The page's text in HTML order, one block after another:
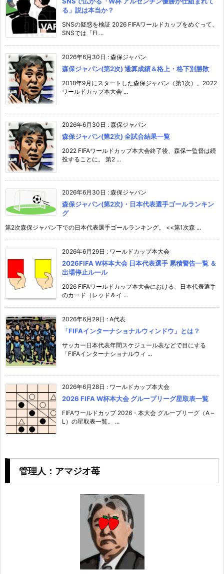
る」説は本当か？
SNSの疑惑を検証 2026 FIFAワールドカップをめぐって、
SNSでは「FI ...
2026年6月30日 : 森保ジャパン
森保ジャパン(第2次) 通算成績＆格上・格下別勝敗
2018年9月にスタートした森保ジャパン（第1次）。2022
ワールドカップ本大会 ...
2026年6月30日 : 森保ジャパン
森保ジャパン(第2次) 全試合結果一覧
2022 FIFAワールドカップ本大会終了後、森保一監督は続
投することに。 第2 ...
2026年6月30日 : 森保ジャパン
森保ジャパン(第2次)・日本代表選手ゴールランキン
グ
第2次森保ジャパン下での日本代表選手ゴールランキング。 <<第1次森 ...
2026年6月29日 : ワールドカップ本大会
2026FIFA W杯本大会 日本代表選手 累積警告一覧 ＆
出場停止ルール
2026 FIFAワールドカップ本大会における、日本代表選手
のカード（レッド＆イ ...
2026年6月29日 : A代表
「FIFAインターナショナルウィンドウ」とは？
サッカー日本代表年間スケジュール表などで目にする
「FIFAインターナショナルウィ ...
2026年6月28日 : ワールドカップ本大会
2026 FIFA W杯本大会 グループリーグ星取表一覧
FIFAワールドカップ 2026・本大会 グループリーグ（A～
L）の星取表一覧。 ...
管理人：アマジオ苺